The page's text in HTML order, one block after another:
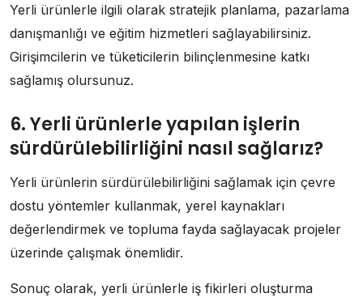
Yerli ürünlerle ilgili olarak stratejik planlama, pazarlama
danışmanlığı ve eğitim hizmetleri sağlayabilirsiniz.
Girişimcilerin ve tüketicilerin bilinçlenmesine katkı
sağlamış olursunuz.
6. Yerli ürünlerle yapılan işlerin
sürdürülebilirliğini nasıl sağlarız?
Yerli ürünlerin sürdürülebilirliğini sağlamak için çevre
dostu yöntemler kullanmak, yerel kaynakları
değerlendirmek ve topluma fayda sağlayacak projeler
üzerinde çalışmak önemlidir.
Sonuç olarak, yerli ürünlerle iş fikirleri oluşturma